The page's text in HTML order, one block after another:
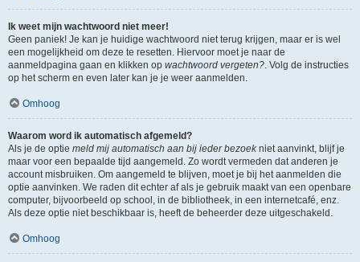
Ik weet mijn wachtwoord niet meer!
Geen paniek! Je kan je huidige wachtwoord niet terug krijgen, maar er is wel
een mogelijkheid om deze te resetten. Hiervoor moet je naar de
aanmeldpagina gaan en klikken op wachtwoord vergeten? . Volg de instructies
op het scherm en even later kan je je weer aanmelden.
Omhoog
Waarom word ik automatisch afgemeld?
Als je de optie meld mij automatisch aan bij ieder bezoekniet aanvinkt, blijf je
maar voor een bepaalde tijd aangemeld. Zo wordt vermeden dat anderen je
account misbruiken. Om aangemeld te blijven, moet je bij het aanmelden die
optie aanvinken. We raden dit echter af als je gebruik maakt van een openbare
computer, bijvoorbeeld op school, in de bibliotheek, in een internetcafé, enz.
Als deze optie niet beschikbaar is, heeft de beheerder deze uitgeschakeld.
Omhoog